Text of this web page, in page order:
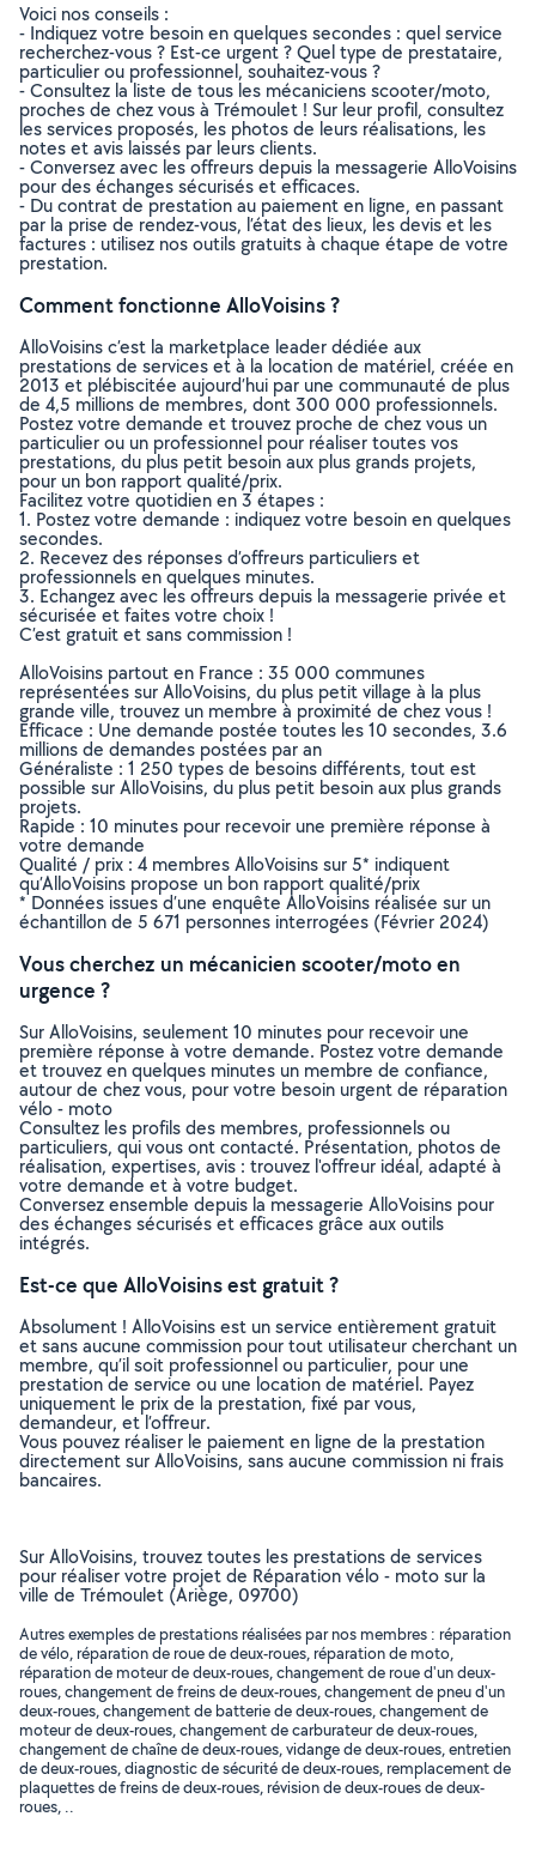
Voici nos conseils :
- Indiquez votre besoin en quelques secondes : quel service
recherchez-vous ? Est-ce urgent ? Quel type de prestataire,
particulier ou professionnel, souhaitez-vous ?
- Consultez la liste de tous les mécaniciens scooter/moto,
proches de chez vous à Trémoulet ! Sur leur profil, consultez
les services proposés, les photos de leurs réalisations, les
notes et avis laissés par leurs clients.
- Conversez avec les offreurs depuis la messagerie AlloVoisins
pour des échanges sécurisés et efficaces.
- Du contrat de prestation au paiement en ligne, en passant
par la prise de rendez-vous, l’état des lieux, les devis et les
factures : utilisez nos outils gratuits à chaque étape de votre
prestation.
Comment fonctionne AlloVoisins ?
AlloVoisins c’est la marketplace leader dédiée aux
prestations de services et à la location de matériel, créée en
2013 et plébiscitée aujourd’hui par une communauté de plus
de 4,5 millions de membres, dont 300 000 professionnels.
Postez votre demande et trouvez proche de chez vous un
particulier ou un professionnel pour réaliser toutes vos
prestations, du plus petit besoin aux plus grands projets,
pour un bon rapport qualité/prix.
Facilitez votre quotidien en 3 étapes :
1. Postez votre demande : indiquez votre besoin en quelques
secondes.
2. Recevez des réponses d’offreurs particuliers et
professionnels en quelques minutes.
3. Echangez avec les offreurs depuis la messagerie privée et
sécurisée et faites votre choix !
C’est gratuit et sans commission !
AlloVoisins partout en France : 35 000 communes
représentées sur AlloVoisins, du plus petit village à la plus
grande ville, trouvez un membre à proximité de chez vous !
Efficace : Une demande postée toutes les 10 secondes, 3.6
millions de demandes postées par an
Généraliste : 1 250 types de besoins différents, tout est
possible sur AlloVoisins, du plus petit besoin aux plus grands
projets.
Rapide : 10 minutes pour recevoir une première réponse à
votre demande
Qualité / prix : 4 membres AlloVoisins sur 5* indiquent
qu’AlloVoisins propose un bon rapport qualité/prix
* Données issues d’une enquête AlloVoisins réalisée sur un
échantillon de 5 671 personnes interrogées (Février 2024)
Vous cherchez un mécanicien scooter/moto en
urgence ?
Sur AlloVoisins, seulement 10 minutes pour recevoir une
première réponse à votre demande. Postez votre demande
et trouvez en quelques minutes un membre de confiance,
autour de chez vous, pour votre besoin urgent de réparation
vélo - moto
Consultez les profils des membres, professionnels ou
particuliers, qui vous ont contacté. Présentation, photos de
réalisation, expertises, avis : trouvez l'offreur idéal, adapté à
votre demande et à votre budget.
Conversez ensemble depuis la messagerie AlloVoisins pour
des échanges sécurisés et efficaces grâce aux outils
intégrés.
Est-ce que AlloVoisins est gratuit ?
Absolument ! AlloVoisins est un service entièrement gratuit
et sans aucune commission pour tout utilisateur cherchant un
membre, qu’il soit professionnel ou particulier, pour une
prestation de service ou une location de matériel. Payez
uniquement le prix de la prestation, fixé par vous,
demandeur, et l’offreur.
Vous pouvez réaliser le paiement en ligne de la prestation
directement sur AlloVoisins, sans aucune commission ni frais
bancaires.
Sur AlloVoisins, trouvez toutes les prestations de services
pour réaliser votre projet de Réparation vélo - moto sur la
ville de Trémoulet (Ariège, 09700)
Autres exemples de prestations réalisées par nos membres : réparation
de vélo, réparation de roue de deux-roues, réparation de moto,
réparation de moteur de deux-roues, changement de roue d'un deux-
roues, changement de freins de deux-roues, changement de pneu d'un
deux-roues, changement de batterie de deux-roues, changement de
moteur de deux-roues, changement de carburateur de deux-roues,
changement de chaîne de deux-roues, vidange de deux-roues, entretien
de deux-roues, diagnostic de sécurité de deux-roues, remplacement de
plaquettes de freins de deux-roues, révision de deux-roues de deux-
roues, ..